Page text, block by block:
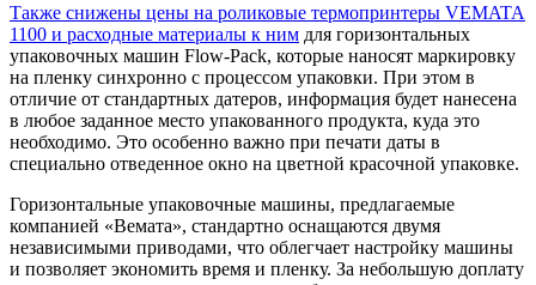
Также снижены цены на роликовые термопринтеры VEMATA
1100 и расходные материалы к ним для горизонтальных
упаковочных машин Flow-Pack, которые наносят маркировку
на пленку синхронно с процессом упаковки. При этом в
отличие от стандартных датеров, информация будет нанесена
в любое заданное место упакованного продукта, куда это
необходимо. Это особенно важно при печати даты в
специально отведенное окно на цветной красочной упаковке.
Горизонтальные упаковочные машины, предлагаемые
компанией «Вемата», стандартно оснащаются двумя
независимыми приводами, что облегчает настройку машины
и позволяет экономить время и пленку. За небольшую доплату